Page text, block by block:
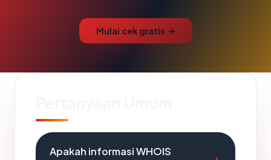
Mulai cek gratis →
Apakah informasi WHOIS